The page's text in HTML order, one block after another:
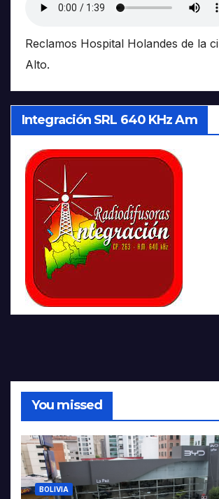
Reclamos Hospital Holandes de la
Alto.
Integración SRL 640 KHz Am
You missed
BOLIVIA